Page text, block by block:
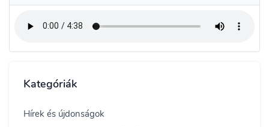
Kategóriák
Hírek és újdonságok